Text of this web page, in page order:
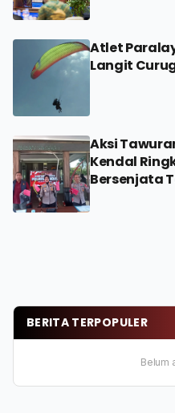
Atlet
Langit
Aksi
Kendal
Bersenjata
BERITA TERPOPULER
Belum